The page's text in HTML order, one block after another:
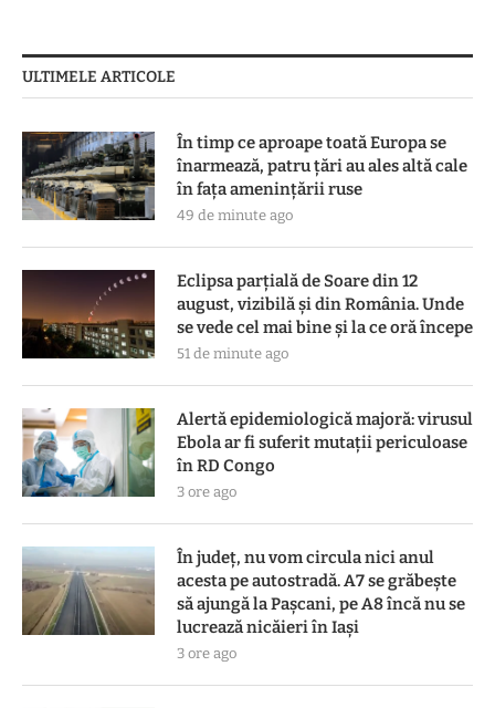
ULTIMELE ARTICOLE
În timp ce aproape toată Europa se
înarmează, patru ţări au ales altă cale
în faţa ameninţării ruse
49 de minute ago
Eclipsa parțială de Soare din 12
august, vizibilă și din România. Unde
se vede cel mai bine și la ce oră începe
51 de minute ago
Alertă epidemiologică majoră: virusul
Ebola ar fi suferit mutații periculoase
în RD Congo
3 ore ago
În județ, nu vom circula nici anul
acesta pe autostradă. A7 se grăbește
să ajungă la Pașcani, pe A8 încă nu se
lucrează nicăieri în Iași
3 ore ago